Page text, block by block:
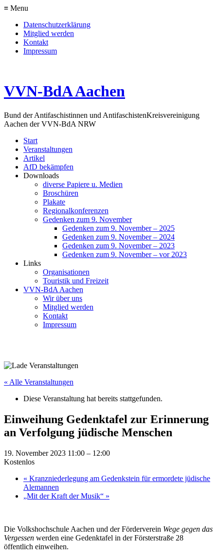
≡ Menu
Datenschutzerklärung
Mitglied werden
Kontakt
Impressum
VVN-BdA Aachen
Bund der Antifaschistinnen und AntifaschistenKreisvereinigung
Aachen der VVN-BdA NRW
Start
Veranstaltungen
Artikel
AfD bekämpfen
Downloads
diverse Papiere u. Medien
Broschüren
Plakate
Regionalkonferenzen
Gedenken zum 9. November
Gedenken zum 9. November – 2025
Gedenken zum 9. November – 2024
Gedenken zum 9. November – 2023
Gedenken zum 9. November – vor 2023
Links
Organisationen
Touristik und Freizeit
VVN-BdA Aachen
Wir über uns
Mitglied werden
Kontakt
Impressum
« Alle Veranstaltungen
Diese Veranstaltung hat bereits stattgefunden.
Einweihung Gedenktafel zur Erinnerung
an Verfolgung jüdische Menschen
19. November 2023 11:00 – 12:00
Kostenlos
« Kranzniederlegung am Gedenkstein für ermordete jüdische
Alemannen
„Mit der Kraft der Musik“ »
Die Volkshochschule Aachen und der Förderverein Wege gegen das
Vergessen werden eine Gedenktafel in der Försterstraße 28
öffentlich einweihen.